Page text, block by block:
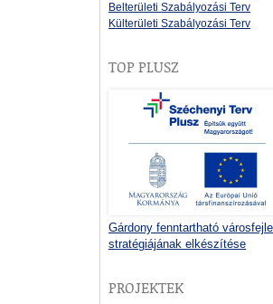
Belterületi Szabályozási Terv
Külterületi Szabályozási Terv
TOP PLUSZ
Gárdony fenntartható
stratégiájának elkészítése
PROJEKTEK